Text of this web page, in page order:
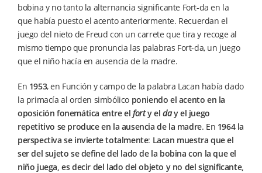
bobina y no tanto la alternancia significante Fort-da en la
que había puesto el acento anteriormente. Recuerdan el
juego del nieto de Freud con un carrete que tira y recoge al
mismo tiempo que pronuncia las palabras Fort-da, un juego
que el niño hacía en ausencia de la madre.
En 1953, en Función y campo de la palabra Lacan había dado
la primacía al orden simbólico poniendo el acento en la
oposición fonemática entre elforty elday el juego
repetitivo se produce en la ausencia de la madre. En 1964 la
perspectiva se invierte totalmente: Lacan muestra que el
ser del sujeto se define del lado de la bobina con la que el
niño juega, es decir del lado del objeto y no del significante,